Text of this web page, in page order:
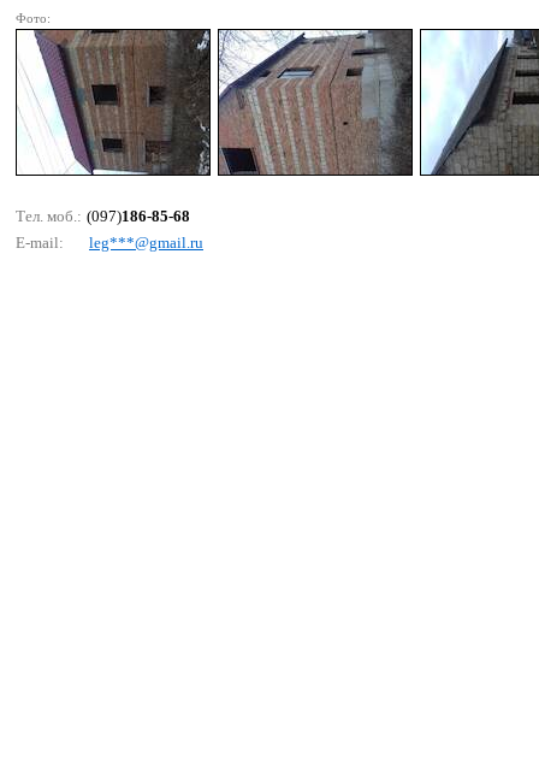
Фото:
Тел. моб.: (097)186-85-68
E-mail:
lеg***@gmаil.ru